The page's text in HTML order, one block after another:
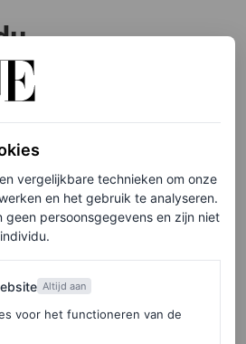
je
nog meer onder de aandacht te
in de campagne in een
die werd gefotografeerd door
combineert ze de kledingstukken
grotesignaturehoed.
wijze woorden voor de
vergelijkbare technieken om onze
en het gebruik te analyseren.
geen persoonsgegevens en zijn niet
Altijd aan
voor het functioneren van de